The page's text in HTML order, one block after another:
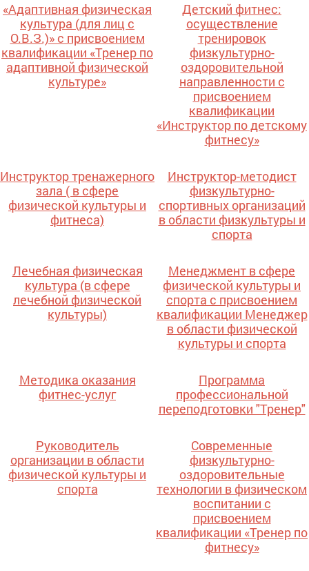
«Адаптивная физическая
культура (для лиц с
О.В.З.)» с присвоением
квалификации «Тренер по
адаптивной физической
культуре»
Детский фитнес:
осуществление
тренировок
физкультурно-
оздоровительной
направленности с
присвоением
квалификации
«Инструктор по детскому
фитнесу»
Инструктор тренажерного
зала ( в сфере
физической культуры и
фитнеса)
Инструктор-методист
физкультурно-
спортивных организаций
в области физкультуры и
спорта
Лечебная физическая
культура (в сфере
лечебной физической
культуры)
Менеджмент в сфере
физической культуры и
спорта с присвоением
квалификации Менеджер
в области физической
культуры и спорта
Методика оказания
фитнес-услуг
Программа
профессиональной
переподготовки "Тренер"
Руководитель
организации в области
физической культуры и
спорта
Современные
физкультурно-
оздоровительные
технологии в физическом
воспитании с
присвоением
квалификации «Тренер по
фитнесу»